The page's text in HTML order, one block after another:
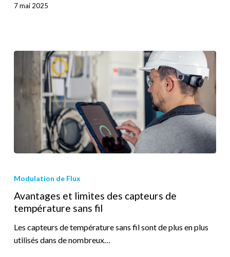
7 mai 2025
Modulation de Flux
Avantages et limites des capteurs de
température sans fil
Les capteurs de température sans fil sont de plus en plus
utilisés dans de nombreux…